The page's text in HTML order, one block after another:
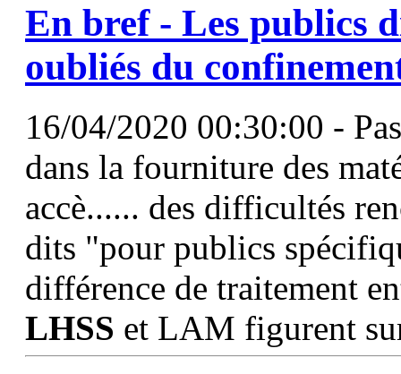
En bref - Les publics
oubliés du
16/04/2020 00:30:00 -
dans la fourniture des
accè...... des difficultés
dits "pour publics
différence de traitement
LHSS et LAM figurent